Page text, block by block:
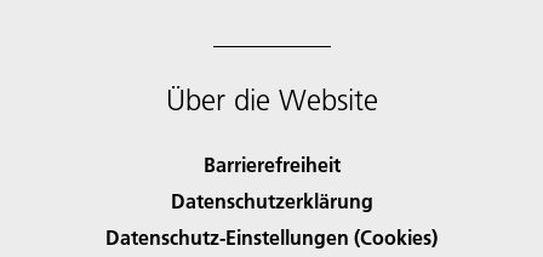
Über die Website
Barrierefreiheit
Datenschutzerklärung
Datenschutz-Einstellungen (Cookies)